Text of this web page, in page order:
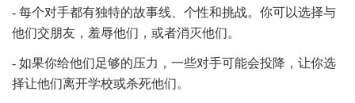
- 每个对手都有独特的故事线、个性和挑战。你可以选择与
他们交朋友，羞辱他们，或者消灭他们。
- 如果你给他们足够的压力，一些对手可能会投降，让你选
择让他们离开学校或杀死他们。